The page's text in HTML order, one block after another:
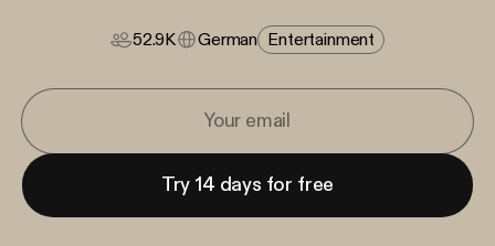
52.9K German Entertainment
Try 14 days for free